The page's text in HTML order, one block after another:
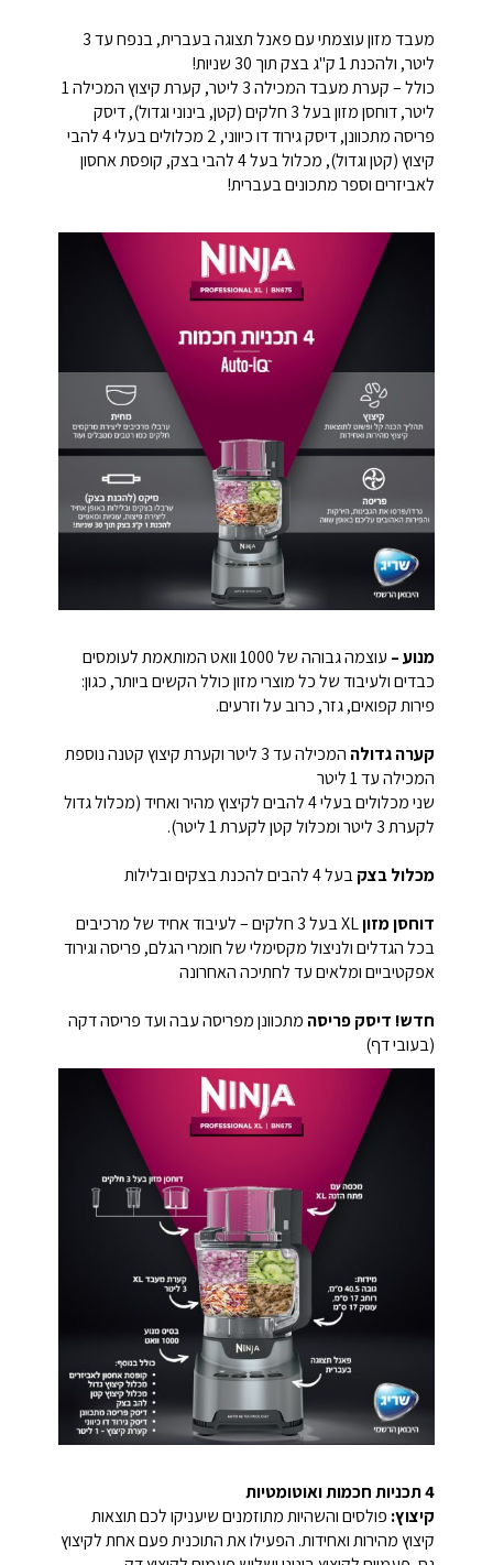
מעבד מזון עוצמתי עם פאנל תצוגה בעברית, בנפח עד 3
ליטר, ולהכנת 1 ק"ג בצק תוך 30 שניות!
כולל – קערת מעבד המכילה 3 ליטר, קערת קיצוץ המכילה 1
ליטר, דוחסן מזון בעל 3 חלקים (קטן, בינוני וגדול), דיסק
פריסה מתכוונן, דיסק גירוד דו כיווני, 2 מכלולים בעלי 4 להבי
קיצוץ (קטן וגדול), מכלול בעל 4 להבי בצק, קופסת אחסון
לאביזרים וספר מתכונים בעברית!
מנוע –
עוצמה גבוהה של 1000 וואט המותאמת לעומסים
כבדים ולעיבוד של כל מוצרי מזון כולל הקשים ביותר, כגון:
פירות קפואים, גזר, כרוב על וזרעים.
קערה גדולה
המכילה עד 3 ליטר וקערת קיצוץ קטנה נוספת
המכילה עד 1 ליטר
שני מכלולים בעלי 4 להבים לקיצוץ מהיר ואחיד (מכלול גדול
לקערת 3 ליטר ומכלול קטן לקערת 1 ליטר).
מכלול בצקבעל 4 להבים להכנת בצקים ובלילות
דוחסן מזון
XL בעל 3 חלקים – לעיבוד אחיד של מרכיבים
בכל הגדלים ולניצול מקסימלי של חומרי הגלם, פריסה וגירוד
אפקטיביים ומלאים עד לחתיכה האחרונה
חדש! דיסק פריסה מתכוונן מפריסה עבה ועד פריסה דקה
(בעובי דף)
4 תכניות חכמות ואוטומטיות
קיצוץ: פולסים והשהיות מתוזמנים שיעניקו לכם תוצאות
קיצוץ מהירות ואחידות. הפעילו את התוכנית פעם אחת לקיצוץ